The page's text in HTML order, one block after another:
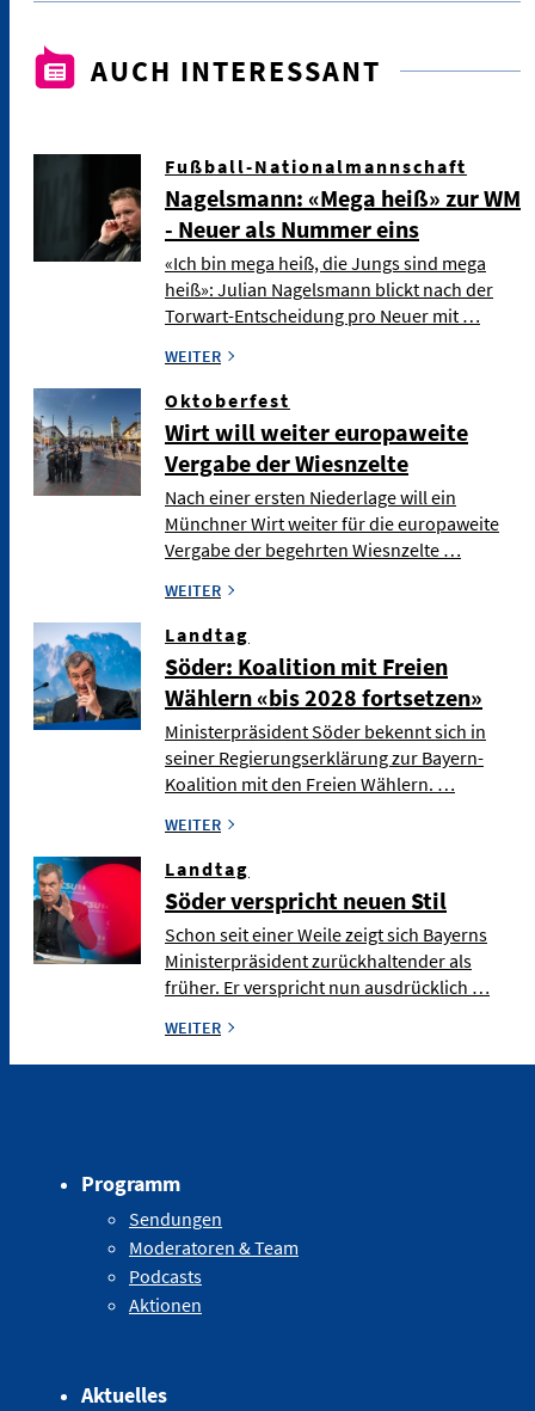
AUCH INTERESSANT
Fußball-Nationalmannschaft
Nagelsmann: «Mega heiß» zur WM
- Neuer als Nummer eins
«Ich bin mega heiß, die Jungs sind mega
heiß»: Julian Nagelsmann blickt nach der
Torwart-Entscheidung pro Neuer mit …
WEITER
Oktoberfest
Wirt will weiter europaweite
Vergabe der Wiesnzelte
Nach einer ersten Niederlage will ein
Münchner Wirt weiter für die europaweite
Vergabe der begehrten Wiesnzelte …
WEITER
Landtag
Söder: Koalition mit Freien
Wählern «bis 2028 fortsetzen»
Ministerpräsident Söder bekennt sich in
seiner Regierungserklärung zur Bayern-
Koalition mit den Freien Wählern. …
WEITER
Landtag
Söder verspricht neuen Stil
Schon seit einer Weile zeigt sich Bayerns
Ministerpräsident zurückhaltender als
früher. Er verspricht nun ausdrücklich …
WEITER
Programm
Sendungen
Moderatoren & Team
Podcasts
Aktionen
Aktuelles